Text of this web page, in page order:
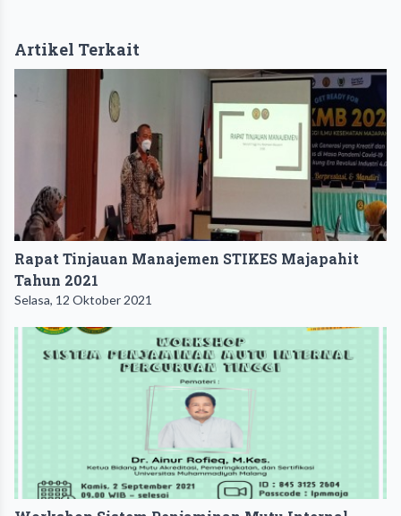
Artikel Terkait
Rapat Tinjauan Manajemen STIKES Majapahit
Tahun 2021
Selasa, 12 Oktober 2021